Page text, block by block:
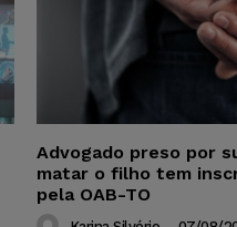
Advogado preso por
matar o filho tem
pela OAB-TO